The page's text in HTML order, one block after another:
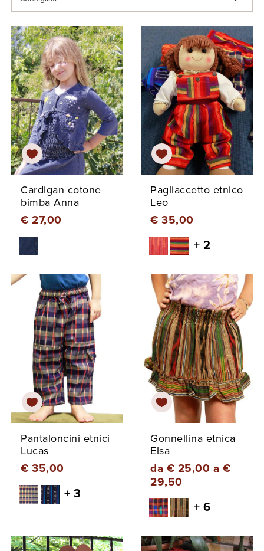
Cardigan cotone
bimba Anna
€ 27,00
Pagliaccetto etnico
Leo
€ 35,00
+ 2
Pantaloncini etnici
Lucas
€ 35,00
+ 3
Gonnellina etnica
Elsa
da € 25,00 a €
29,50
+ 6